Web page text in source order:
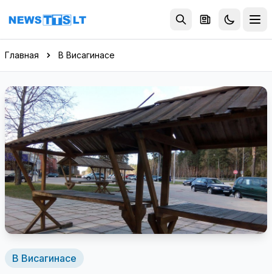
Перейти к содержимому
Главная В Висагинасе
В Висагинасе